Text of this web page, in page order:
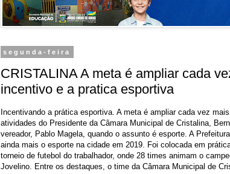
segunda-feira
CRISTALINA A meta é ampliar cada
incentivo e a pratica esportiva
Incentivando a prática esportiva. A meta é ampliar cada vez
atividades do Presidente da Câmara Municipal de Cristalina,
vereador, Pablo Magela, quando o assunto é esporte. A
ainda mais o esporte na cidade em 2019. Foi colocada em
torneio de futebol do trabalhador, onde 28 times animam o
Jovelino. Entre os destaques, o time da Câmara Municipal de